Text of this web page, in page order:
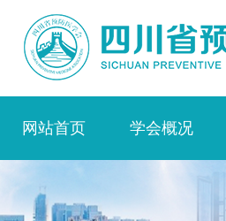
网站首页 学会概况